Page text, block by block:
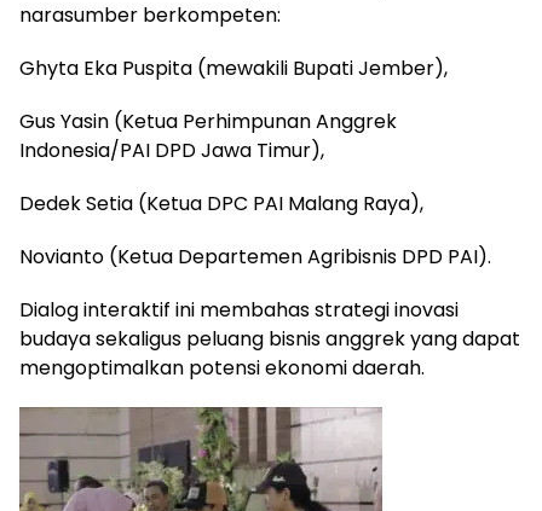
narasumber berkompeten:
Ghyta Eka Puspita (mewakili Bupati Jember),
Gus Yasin (Ketua Perhimpunan Anggrek
Indonesia/PAI DPD Jawa Timur),
Dedek Setia (Ketua DPC PAI Malang Raya),
Novianto (Ketua Departemen Agribisnis DPD PAI).
Dialog interaktif ini membahas strategi inovasi
budaya sekaligus peluang bisnis anggrek yang dapat
mengoptimalkan potensi ekonomi daerah.